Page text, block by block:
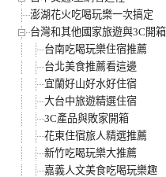
澎湖花火吃喝玩樂一次搞定
台灣和其他國家旅遊與3C開箱
台南吃喝玩樂住宿推薦
台北美食推薦看這邊
宜蘭好山好水好住宿
大台中旅遊精選住宿
3C產品與敗家開箱
花東住宿旅人精選推薦
新竹吃喝玩樂大推薦
嘉義人文美食吃喝玩樂趣